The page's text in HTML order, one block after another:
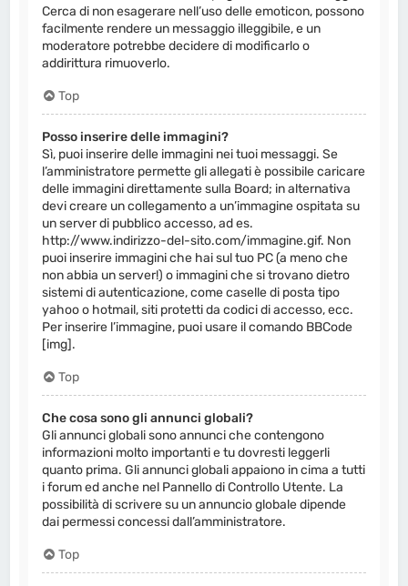
Cerca di non esagerare nell’uso delle emoticon, possono
facilmente rendere un messaggio illeggibile, e un
moderatore potrebbe decidere di modificarlo o
addirittura rimuoverlo.
Top
Posso inserire delle immagini?
Sì, puoi inserire delle immagini nei tuoi messaggi. Se
l’amministratore permette gli allegati è possibile caricare
delle immagini direttamente sulla Board; in alternativa
devi creare un collegamento a un’immagine ospitata su
un server di pubblico accesso, ad es.
http://www.indirizzo-del-sito.com/immagine.gif. Non
puoi inserire immagini che hai sul tuo PC (a meno che
non abbia un server!) o immagini che si trovano dietro
sistemi di autenticazione, come caselle di posta tipo
yahoo o hotmail, siti protetti da codici di accesso, ecc.
Per inserire l’immagine, puoi usare il comando BBCode
[img].
Top
Che cosa sono gli annunci globali?
Gli annunci globali sono annunci che contengono
informazioni molto importanti e tu dovresti leggerli
quanto prima. Gli annunci globali appaiono in cima a tutti
i forum ed anche nel Pannello di Controllo Utente. La
possibilità di scrivere su un annuncio globale dipende
dai permessi concessi dall’amministratore.
Top